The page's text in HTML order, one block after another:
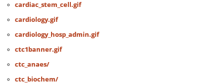
cardiac_stem_cell.gif
cardiology.gif
cardiology_hosp_admin.gif
ctc1banner.gif
ctc_anaes/
ctc_biochem/